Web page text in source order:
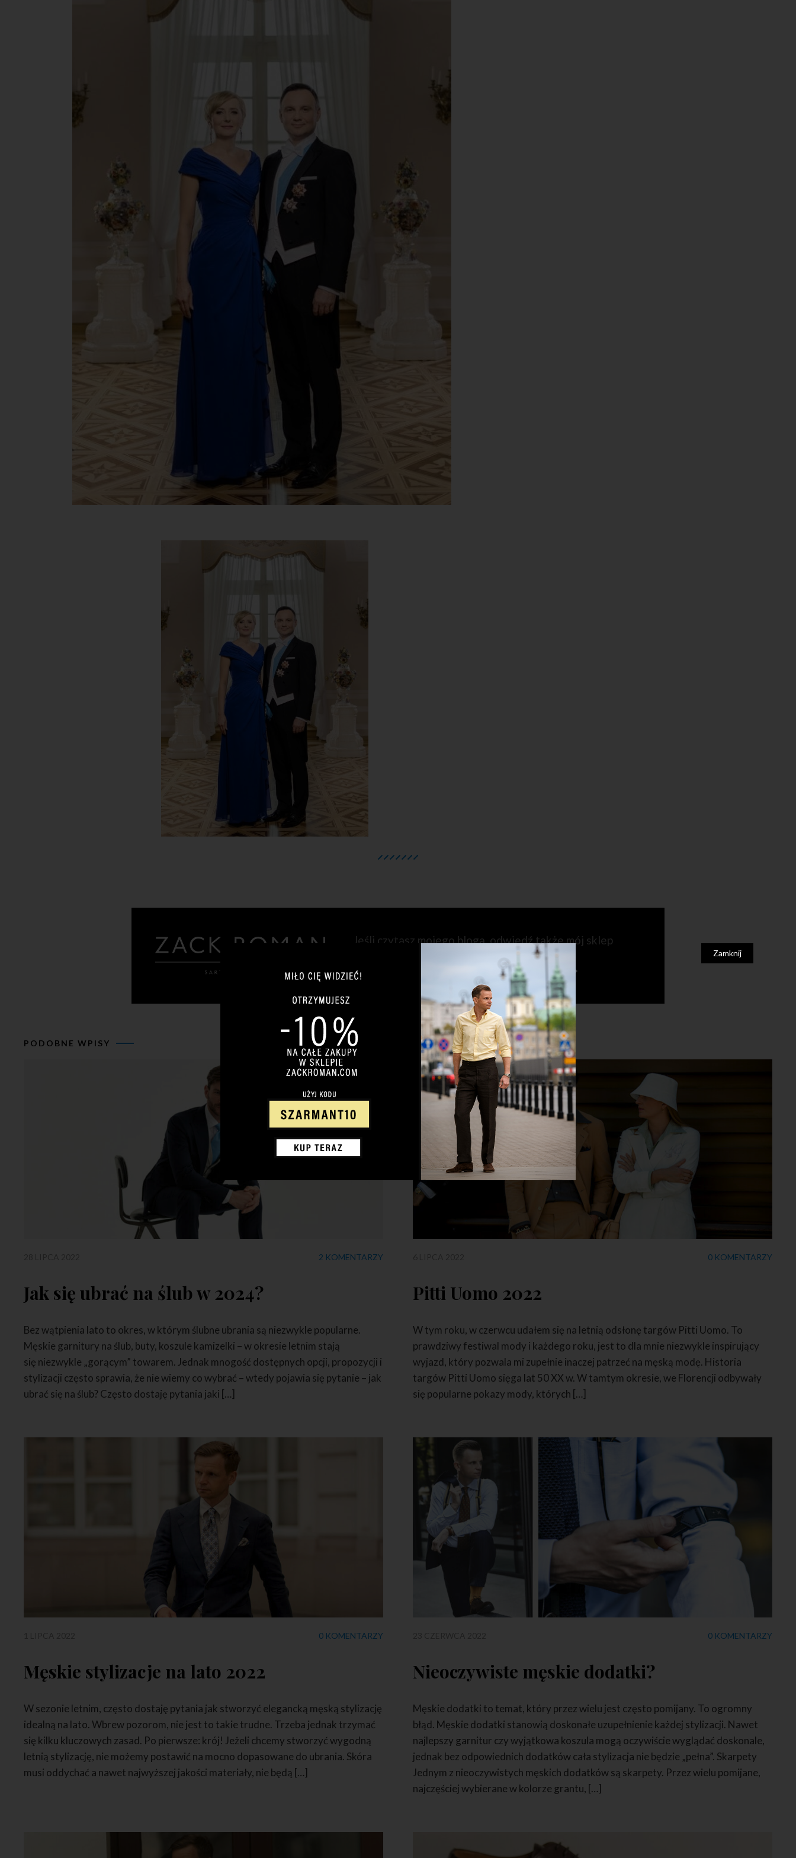
Jeśli czytasz mojego bloga, odwiedź także mój sklep
PRZEJDŹ NA ZACKROMAN.COM
PODOBNE WPISY
2 KOMENTARZY
Jak się ubrać na ślub w 2024?
Bez wątpienia lato to okres, w którym ślubne ubrania są niezwykle popularne.
Męskie garnitury na ślub, buty, koszule kamizelki – w okresie letnim stają
się niezwykle „gorącym” towarem. Jednak mnogość dostępnych opcji, propozycji i
stylizacji często sprawia, że nie wiemy co wybrać – wtedy pojawia się pytanie – jak
ubrać się na ślub? Często dostaję pytania jaki […]
0 KOMENTARZY
Pitti Uomo 2022
W tym roku, w czerwcu udałem się na letnią odsłonę targów Pitti Uomo. To
prawdziwy festiwal mody i każdego roku, jest to dla mnie niezwykle inspirujący
wyjazd, który pozwala mi zupełnie inaczej patrzeć na męską modę. Historia
targów Pitti Uomo sięga lat 50 XX w. W tamtym okresie, we Florencji odbywały
się popularne pokazy mody, których […]
0 KOMENTARZY
Męskie stylizacje na lato 2022
W sezonie letnim, często dostaję pytania jak stworzyć elegancką męską stylizację
idealną na lato. Wbrew pozorom, nie jest to takie trudne. Trzeba jednak trzymać
się kilku kluczowych zasad. Po pierwsze: krój! Jeżeli chcemy stworzyć wygodną
letnią stylizację, nie możemy postawić na mocno dopasowane do ubrania. Skóra
musi oddychać a nawet najwyższej jakości materiały, nie będą […]
0 KOMENTARZY
Nieoczywiste męskie dodatki?
Męskie dodatki to temat, który przez wielu jest często pomijany. To ogromny
błąd. Męskie dodatki stanowią doskonałe uzupełnienie każdej stylizacji. Nawet
najlepszy garnitur czy wyjątkowa koszula mogą oczywiście wyglądać doskonale,
jednak bez odpowiednich dodatków cała stylizacja nie będzie „pełna”. Skarpety
Jednym z nieoczywistych męskich dodatków są skarpety. Przez wielu pomijane,
najczęściej wybierane w kolorze grantu, […]
Zamknij